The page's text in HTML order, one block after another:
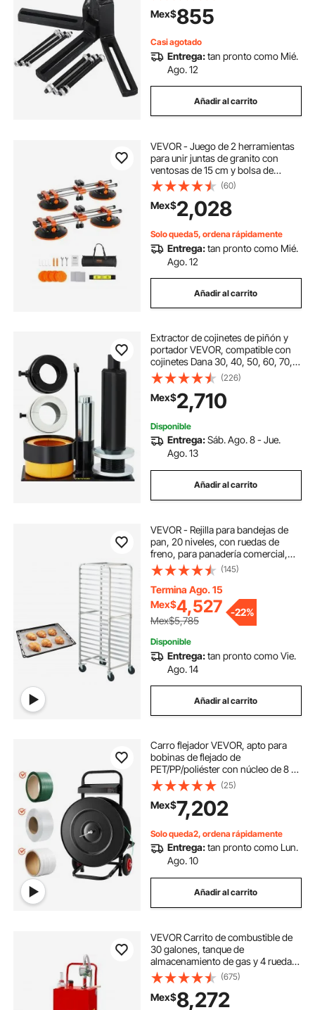
Mex$855
Casi agotado
Entrega:tan pronto como Mié.
Ago. 12
Añadir al carrito
VEVOR - Juego de 2 herramientas
para unir juntas de granito con
ventosas de 15 cm y bolsa de
herramientas, herramienta para
unir y nivelar juntas, herramienta
para instalar encimeras de
baldosas, piedra y losas de
mármol.
(60)
Mex$2,028
Solo queda5, ordena rápidamente
Entrega:tan pronto como Mié.
Ago. 12
Añadir al carrito
Extractor de cojinetes de piñón y
portador VEVOR, compatible con
cojinetes Dana 30, 40, 50, 60, 70,
80 y Ford de 10,25", herramienta
extractora de piñón con 3 almejas,
extractor de cojinetes de acero n.°
45 para reparación de automóviles
(226)
Mex$2,710
Disponible
Entrega:Sáb. Ago. 8 - Jue.
Ago. 13
Añadir al carrito
VEVOR - Rejilla para bandejas de
pan, 20 niveles, con ruedas de
freno, para panadería comercial,
con carrito de aluminio para medias
bandejas y bandejas completas,
rejilla rápida para cocina y hogar,
equipo para hornear pan, 66 cm de
largo x 52 cm de ancho x 178 cm de
alto
(145)
Termina Ago. 15
Mex$4,527
Mex$5,785
-22%
Disponible
Entrega:tan pronto como Vie.
Ago. 14
Añadir al carrito
Carro flejador VEVOR, apto para
bobinas de flejado de
PET/PP/poliéster con núcleo de 8 o
16 pulgadas, dispensador de flejado
resistente con sistema de freno
mejorado y bandeja espaciosa
integrada para herramientas.
(25)
Mex$7,202
Solo queda2, ordena rápidamente
Entrega:tan pronto como Lun.
Ago. 10
Añadir al carrito
VEVOR Carrito de combustible de
30 galones, tanque de
almacenamiento de gas y 4 ruedas,
con bomba de transferencia
Manuel, contenedor de
combustible diésel de gasolina para
(675)
Mex$8,272